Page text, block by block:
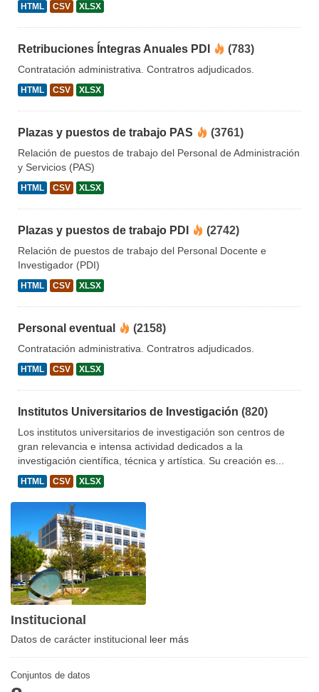
HTML CSV XLSX
Retribuciones Íntegras Anuales PDI (783)
Contratación administrativa. Contratros adjudicados.
HTML CSV XLSX
Plazas y puestos de trabajo PAS (3761)
Relación de puestos de trabajo del Personal de Administración
y Servicios (PAS)
HTML CSV XLSX
Plazas y puestos de trabajo PDI (2742)
Relación de puestos de trabajo del Personal Docente e
Investigador (PDI)
HTML CSV XLSX
Personal eventual (2158)
Contratación administrativa. Contratros adjudicados.
HTML CSV XLSX
Institutos Universitarios de Investigación (820)
Los institutos universitarios de investigación son centros de
gran relevancia e intensa actividad dedicados a la
investigación científica, técnica y artística. Su creación es...
HTML CSV XLSX
Institucional
Datos de carácter institucional leer más
Conjuntos de datos